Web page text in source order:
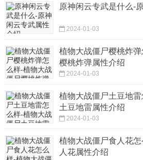
原神闲云专武是什么-
2024-01-03
植物大战僵尸樱桃炸
樱桃炸弹属性介绍
2024-01-03
植物大战僵尸土豆地
土豆地雷属性介绍
2024-01-03
植物大战僵尸食人花
人花属性介绍